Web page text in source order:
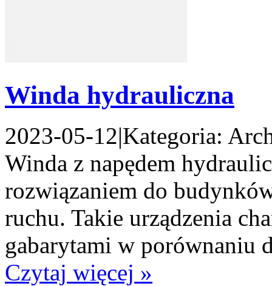
Winda hydrauliczna
2023-05-12|Kategoria:
Winda z napędem
rozwiązaniem do
ruchu. Takie urządzenia
gabarytami w porównaniu
Czytaj więcej »